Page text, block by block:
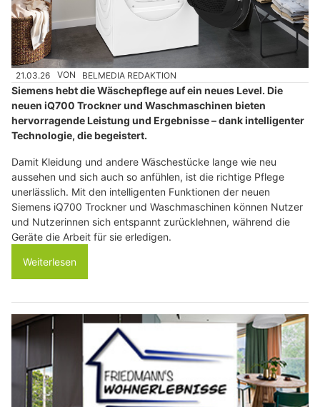
21.03.26 VON BELMEDIA REDAKTION
Siemens hebt die Wäschepflege auf ein neues Level. Die
neuen iQ700 Trockner und Waschmaschinen bieten
hervorragende Leistung und Ergebnisse – dank intelligenter
Technologie, die begeistert.
Damit Kleidung und andere Wäschestücke lange wie neu
aussehen und sich auch so anfühlen, ist die richtige Pflege
unerlässlich. Mit den intelligenten Funktionen der neuen
Siemens iQ700 Trockner und Waschmaschinen können Nutzer
und Nutzerinnen sich entspannt zurücklehnen, während die
Geräte die Arbeit für sie erledigen.
Weiterlesen